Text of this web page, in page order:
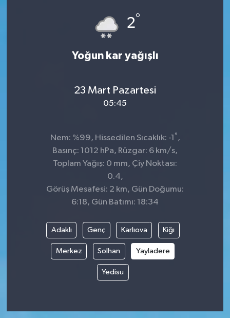
2°
Yoğun kar yağışlı
23 Mart Pazartesi
05:45
Nem: %99, Hissedilen Sıcaklık: -1 ° ,
Basınç: 1012 hPa, Rüzgar: 6 km/s,
Toplam Yağış: 0 mm, Çiy Noktası:
0.4,
Görüş Mesafesi: 2 km, Gün Doğumu:
6:18, Gün Batımı: 18:34
Adaklı Genç Karlıova Kiğı
Merkez Solhan Yayladere
Yedisu
Magazin
Günün Haberleri
Yazarlarımız
Tüm Makaleler